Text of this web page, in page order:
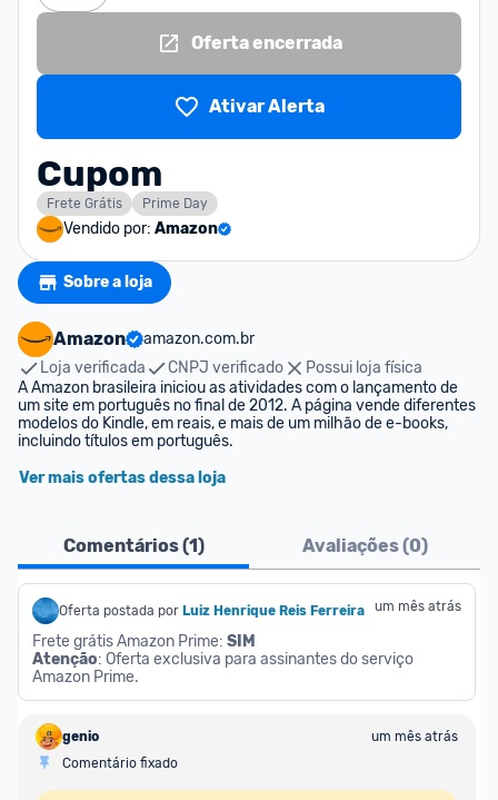
Oferta encerrada
Ativar Alerta
Cupom
Frete Grátis Prime Day
Vendido por: Amazon
Sobre a loja
Amazon
amazon.com.br
Loja verificada
CNPJ verificado
Possui loja física
A Amazon brasileira iniciou as atividades com o lançamento de
um site em português no final de 2012. A página vende diferentes
modelos do Kindle, em reais, e mais de um milhão de e-books,
incluindo títulos em português.
Ver mais ofertas dessa loja
Comentários (1) Avaliações (0)
Oferta postada por Luiz Henrique Reis Ferreira um mês atrás
Frete grátis Amazon Prime: SIM
Atenção: Oferta exclusiva para assinantes do serviço
Amazon Prime.
genio
um mês atrás
Comentário fixado